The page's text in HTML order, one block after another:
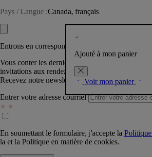
Pays / Langue :Canada, français
Ajouté à mon panier
Voir mon panier
Entrons en correspondance​
Vous conter les dernières créations de la Maison,
invitations aux rendez-vous Diptyque, vous
Recevez notre newsletter.
Entrer votre adresse courriel
En soumettant le formulaire, j'accepte la
la et la Politique en matière de cookies.